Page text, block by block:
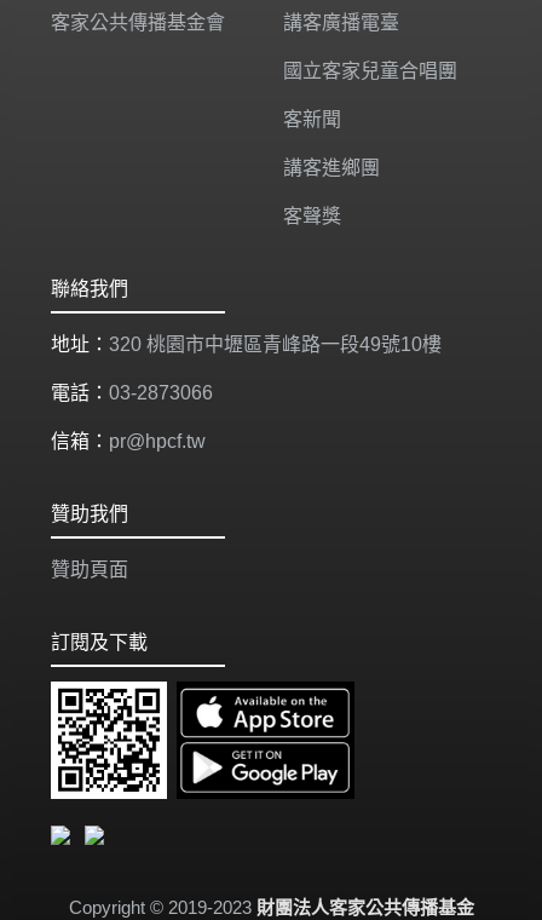
客家公共傳播基金會 講客廣播電臺
國立客家兒童合唱團
客新聞
講客進鄉團
客聲獎
聯絡我們
地址： 320 桃園市中壢區青峰路一段49號10樓
電話： 03-2873066
信箱： pr@hpcf.tw
贊助我們
贊助頁面
訂閱及下載
Copyright © 2019-2023 財團法人客家公共傳播基金